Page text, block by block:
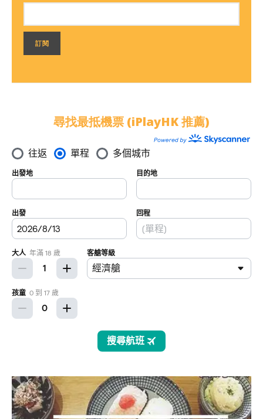
尋找最抵機票 (iPlayHK 推薦)